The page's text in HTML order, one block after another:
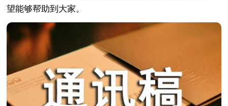
望能够帮助到大家。